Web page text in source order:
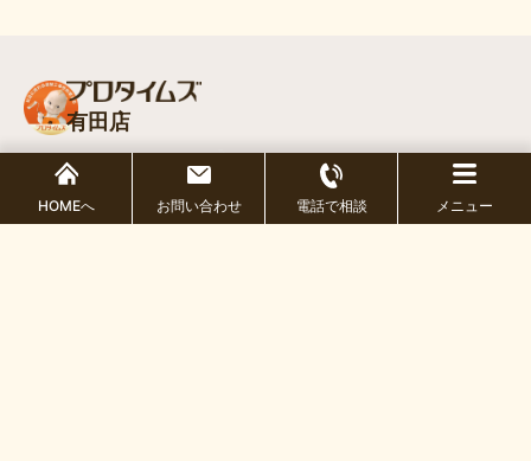
有田店
HOMEへ お問い合わせ 電話で相談 メニュー